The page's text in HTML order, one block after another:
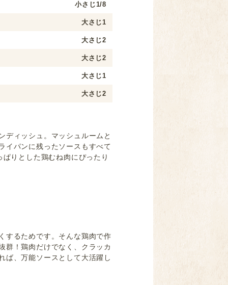
小さじ1/8
大さじ1
大さじ2
大さじ2
大さじ1
大さじ2
ディッシュ。マッシュルームと
イパンに残ったソースもすべて
りとした鶏むね肉にぴったり
するためです。そんな鶏肉で作
群！鶏肉だけでなく、クラッカ
ば、万能ソースとして大活躍し